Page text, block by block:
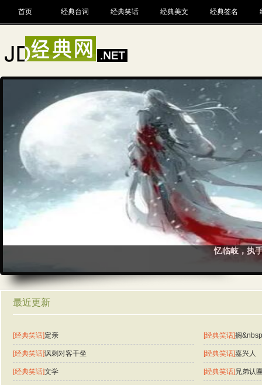
首页 经典台词 经典笑话 经典美文 经典签名
忆临岐，执
最近更新
[经典笑话]定亲 [经典笑话]搁
[经典笑话]讽刺对客干坐 [经典笑话]嘉兴人
[经典笑话]文学 [经典笑话] 兄弟认